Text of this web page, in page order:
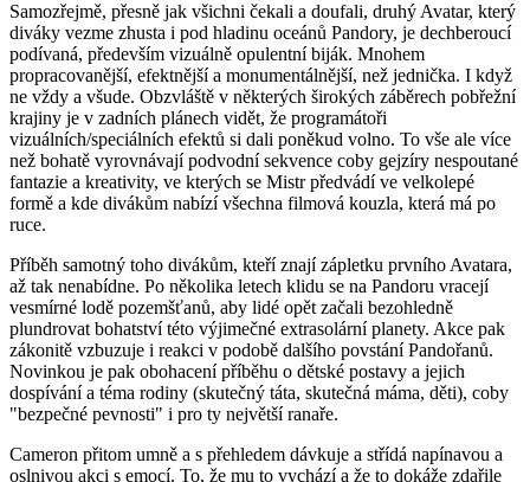
Samozřejmě, přesně jak všichni čekali a doufali, druhý Avatar, který
diváky vezme zhusta i pod hladinu oceánů Pandory, je dechberoucí
podívaná, především vizuálně opulentní biják. Mnohem
propracovanější, efektnější a monumentálnější, než jednička. I když
ne vždy a všude. Obzvláště v některých širokých záběrech pobřežní
krajiny je v zadních plánech vidět, že programátoři
vizuálních/speciálních efektů si dali poněkud volno. To vše ale více
než bohatě vyrovnávají podvodní sekvence coby gejzíry nespoutané
fantazie a kreativity, ve kterých se Mistr předvádí ve velkolepé
formě a kde divákům nabízí všechna filmová kouzla, která má po
ruce.
Příběh samotný toho divákům, kteří znají zápletku prvního Avatara,
až tak nenabídne. Po několika letech klidu se na Pandoru vracejí
vesmírné lodě pozemšťanů, aby lidé opět začali bezohledně
plundrovat bohatství této výjimečné extrasolární planety. Akce pak
zákonitě vzbuzuje i reakci v podobě dalšího povstání Pandořanů.
Novinkou je pak obohacení příběhu o dětské postavy a jejich
dospívání a téma rodiny (skutečný táta, skutečná máma, děti), coby
"bezpečné pevnosti" i pro ty největší ranaře.
Cameron přitom umně a s přehledem dávkuje a střídá napínavou a
oslnivou akci s emocí. To, že mu to vychází a že to dokáže zdařile